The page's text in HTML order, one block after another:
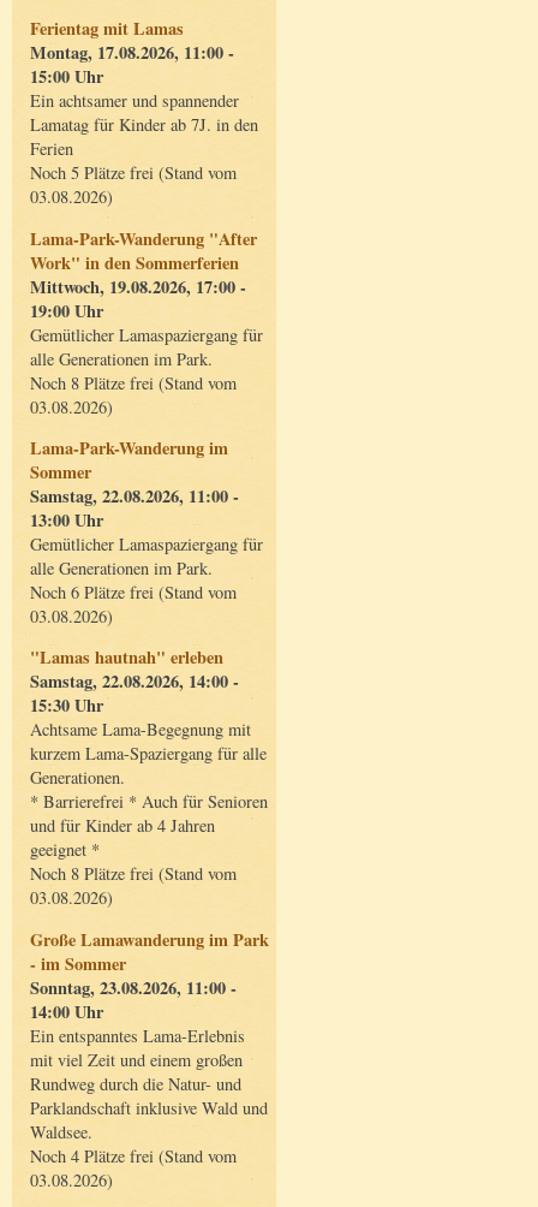
Ferientag mit Lamas
Montag, 17.08.2026, 11:00 -
15:00 Uhr
Ein achtsamer und spannender
Lamatag für Kinder ab 7J. in den
Ferien
Noch 5 Plätze frei (Stand vom
03.08.2026)
Lama-Park-Wanderung "After
Work" in den Sommerferien
Mittwoch, 19.08.2026, 17:00 -
19:00 Uhr
Gemütlicher Lamaspaziergang für
alle Generationen im Park.
Noch 8 Plätze frei (Stand vom
03.08.2026)
Lama-Park-Wanderung im
Sommer
Samstag, 22.08.2026, 11:00 -
13:00 Uhr
Gemütlicher Lamaspaziergang für
alle Generationen im Park.
Noch 6 Plätze frei (Stand vom
03.08.2026)
"Lamas hautnah" erleben
Samstag, 22.08.2026, 14:00 -
15:30 Uhr
Achtsame Lama-Begegnung mit
kurzem Lama-Spaziergang für alle
Generationen.
* Barrierefrei * Auch für Senioren
und für Kinder ab 4 Jahren
geeignet *
Noch 8 Plätze frei (Stand vom
03.08.2026)
Große Lamawanderung im Park
- im Sommer
Sonntag, 23.08.2026, 11:00 -
14:00 Uhr
Ein entspanntes Lama-Erlebnis
mit viel Zeit und einem großen
Rundweg durch die Natur- und
Parklandschaft inklusive Wald und
Waldsee.
Noch 4 Plätze frei (Stand vom
03.08.2026)